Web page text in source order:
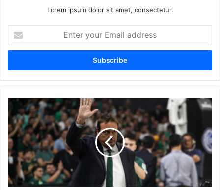
Lorem ipsum dolor sit amet, consectetur.
your
Email